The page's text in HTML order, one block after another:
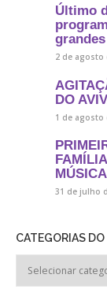
Último
2 de agosto
DO
1 de agosto
31 de julho
CATEGORIAS